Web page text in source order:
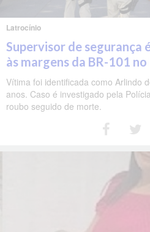
Latrocínio
Supervisor de
às margens da BR-101
Vítima foi identificada como Arlindo
anos. Caso é investigado pela
roubo seguido de morte.